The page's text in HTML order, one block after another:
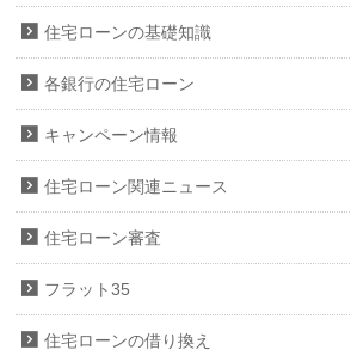
住宅ローンの基礎知識
各銀行の住宅ローン
キャンペーン情報
住宅ローン関連ニュース
住宅ローン審査
フラット35
住宅ローンの借り換え